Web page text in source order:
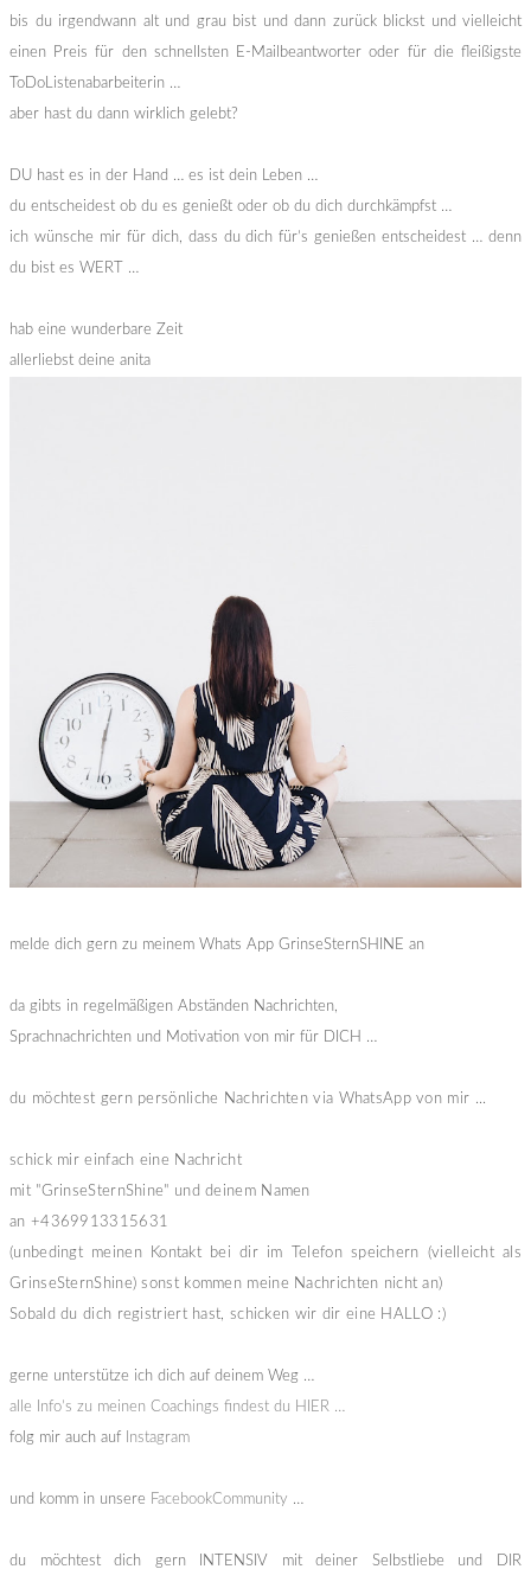
bis du irgendwann alt und grau bist und dann zurück blickst und vielleicht
einen Preis für den schnellsten E-Mailbeantworter oder für die fleißigste
ToDoListenabarbeiterin …
aber hast du dann wirklich gelebt?
DU hast es in der Hand … es ist dein Leben …
du entscheidest ob du es genießt oder ob du dich durchkämpfst …
ich wünsche mir für dich, dass du dich für’s genießen entscheidest … denn
du bist es WERT …
hab eine wunderbare Zeit
allerliebst deine anita
melde dich gern zu meinem Whats App GrinseSternSHINE an
da gibts in regelmäßigen Abständen Nachrichten,
Sprachnachrichten und Motivation von mir für DICH …
du möchtest gern persönliche Nachrichten via WhatsApp von mir ...
schick mir einfach eine Nachricht
mit "GrinseSternShine" und deinem Namen
an +4369913315631
(unbedingt meinen Kontakt bei dir im Telefon speichern (vielleicht als
GrinseSternShine) sonst kommen meine Nachrichten nicht an)
Sobald du dich registriert hast, schicken wir dir eine HALLO :)
gerne unterstütze ich dich auf deinem Weg …
alle Info’s zu meinen Coachings findest du HIER …
folg mir auch auf
Instagram
und komm in unsere FacebookCommunity …
du möchtest dich gern INTENSIV mit deiner Selbstliebe und DIR